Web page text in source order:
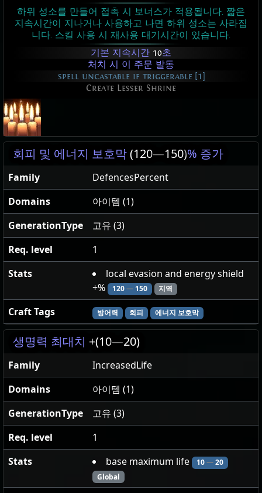
하위 성소를 만들어 접촉 시 보너스가 적용됩니다. 짧은
지속시간이 지나거나 사용하고 나면 하위 성소는 사라집
니다. 스킬 사용 시 재사용 대기시간이 있습니다.
기본 지속시간 10초
처치 시 이 주문 발동
spell uncastable if triggerable [1]
Create Lesser Shrine
회피 및 에너지 보호막(120—150)% 증가
Family
DefencesPercent
Domains
아이템 (1)
GenerationType
고유 (3)
Req. level
1
Stats
local evasion and energy shield
+%
120—150 지역
Craft Tags 방어력 회피 에너지 보호막
생명력 최대치 +(10—20)
Family
IncreasedLife
Domains
아이템 (1)
GenerationType
고유 (3)
Req. level
1
Stats
base maximum life 10—20
Global